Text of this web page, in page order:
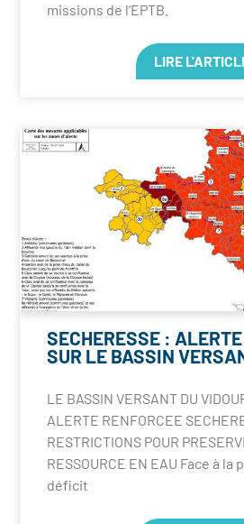
missions de l’EPTB.
LIRE
SECHERESSE :
SUR LE BASSIN
LE BASSIN VERSANT DU
ALERTE RENFORCEE
RESTRICTIONS POUR
RESSOURCE EN EAU Face à
déficit